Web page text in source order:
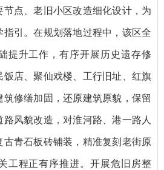
点、老旧小区改造细化设计，为
引。在规划落地过程中，该区全
提升工作，有序开展历史遗存修
店、聚仙戏楼、工行旧址、红旗
修缮加固，还原建筑原貌，保留
风貌改造，对淮河路、港一路人
青石板砖铺装，精准复刻老街原
工程正有序推进。开展危旧房整